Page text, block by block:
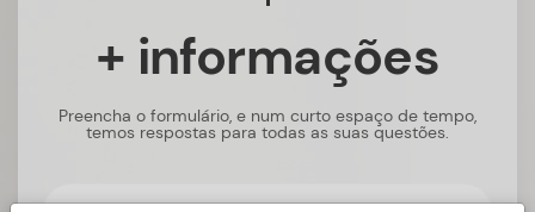
+ informações
Preencha o formulário, e num curto espaço de tempo,
temos respostas para todas as suas questões.